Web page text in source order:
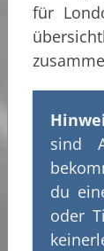
für
sind
du
oder